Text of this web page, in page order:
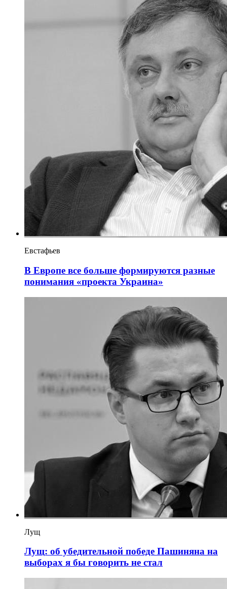
Евстафьев
В Европе все больше формируются разные
понимания «проекта Украина»
Лущ
Лущ: об убедительной победе Пашиняна на
выборах я бы говорить не стал